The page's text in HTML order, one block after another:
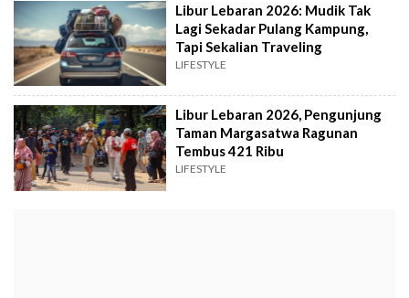
Libur Lebaran 2026: Mudik Tak
Lagi Sekadar Pulang Kampung,
Tapi Sekalian Traveling
LIFESTYLE
Libur Lebaran 2026, Pengunjung
Taman Margasatwa Ragunan
Tembus 421 Ribu
LIFESTYLE